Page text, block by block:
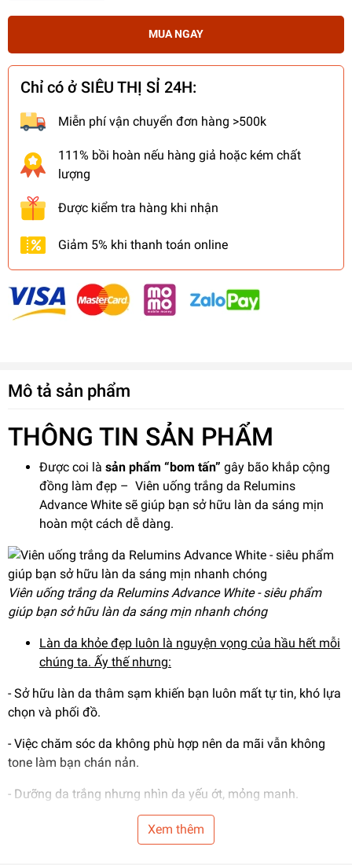
MUA NGAY
Chỉ có ở SIÊU THỊ SỈ 24H:
Miễn phí vận chuyển đơn hàng >500k
111% bồi hoàn nếu hàng giả hoặc kém chất
lượng
Được kiểm tra hàng khi nhận
Giảm 5% khi thanh toán online
Mô tả sản phẩm
THÔNG TIN SẢN PHẨM
Được coi là sản phẩm “bom tấn” gây bão khắp cộng
đồng làm đẹp – Viên uống trắng da Relumins
Advance White sẽ giúp bạn sở hữu làn da sáng mịn
hoàn một cách dễ dàng.
Viên uống trắng da Relumins Advance White - siêu phẩm
giúp bạn sở hữu làn da sáng mịn nhanh chóng
Làn da khỏe đẹp luôn là nguyện vọng của hầu hết mỗi
chúng ta. Ấy thế nhưng:
- Sở hữu làn da thâm sạm khiến bạn luôn mất tự tin, khó lựa
chọn và phối đồ.
- Việc chăm sóc da không phù hợp nên da mãi vẫn không
tone làm bạn chán nản.
- Dưỡng da trắng nhưng nhìn da yếu ớt, mỏng manh.
Để sở hữu làn da sáng mịn bạn cần dưỡng từ bên trong
tức là cung cấp cho da nguồn vitamin, khoáng chất đầy đủ
Xem thêm